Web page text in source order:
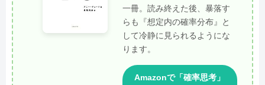
一冊。読み終えた後、暴落す
らも『想定内の確率分布』と
して冷静に見られるようにな
ります。
Amazonで「確率思考」